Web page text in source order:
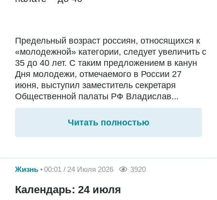
Предельный возраст россиян, относящихся к
«молодежной» категории, следует увеличить с
35 до 40 лет. С таким предложением в канун
Дня молодежи, отмечаемого в России 27
июня, выступил заместитель секретаря
Общественной палаты РФ Владислав...
Читать полностью
Жизнь 00:01 / 24 Июля 2026 3920
Календарь: 24 июля